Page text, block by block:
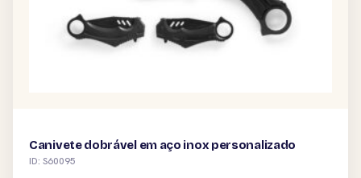
Canivete dobrável em aço inox personalizado
ID: S60095